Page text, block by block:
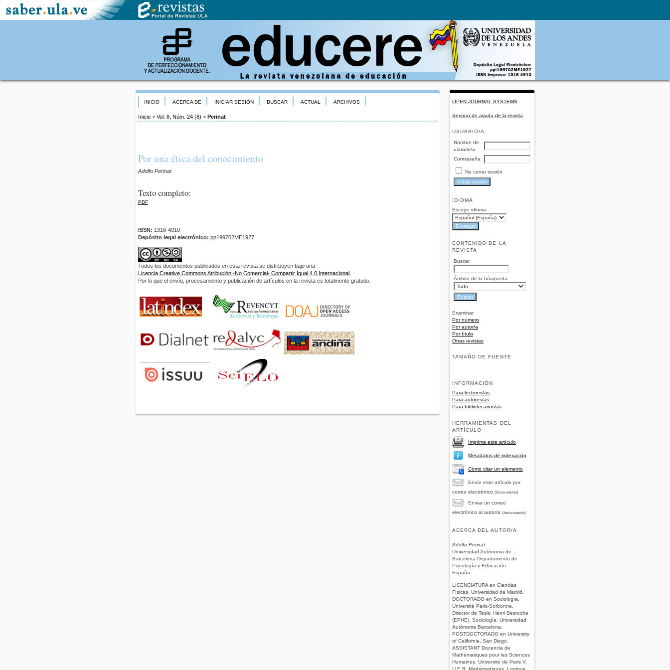
OPEN JOURNAL SYSTEMS
Servicio de ayuda de la revista
USUARIO/A
Nombre de
usuario/a
Contraseña
No cerrar sesión
IDIOMA
Escoge idioma
CONTENIDO DE LA
REVISTA
Buscar
Ámbito de la búsqueda
Examinar
Por número
Por autor/a
Por título
Otras revistas
TAMAÑO DE FUENTE
INFORMACIÓN
Para lectores/as
Para autores/as
Para bibliotecarios/as
HERRAMIENTAS DEL
ARTÍCULO
Imprima este artículo
Metadatos de indexación
Cómo citar un elemento
Envíe este artículo por
correo electrónico (Inicie sesión)
Enviar un correo
electrónico al autor/a (Inicie sesión)
ACERCA DEL AUTOR/A
Adolfo Perinat
Universidad Autónoma de
Barcelona Departamento de
Psicología y Educación
España
LICENCIATURA en Ciencias
Físicas, Universidad de Madrid.
DOCTORADO en Sociología,
Université Paris-Sorbonne.
Director de Tesis: Henri Desroche
(EPHE). Sociología, Universidad
Autónoma Barcelona.
POSTDOCTORADO en University
of California, San Diego.
ASSISTANT Docencia de
Mathématiques pour les Sciences
Humaines. Université de Paris V,
U.E.R. Mathématiques, Logique
INICIO ACERCA DE INICIAR SESIÓN BUSCAR ACTUAL ARCHIVOS
Inicio > Vol. 8, Núm. 24 (8) > Perinat
Por una ética del conocimiento
Adolfo Perinat
Texto completo:
PDF
ISSN: 1316-4910
Depósito legal electrónico: pp199702ME1927
Todos los documentos publicados en esta revista se distribuyen bajo una
Licencia Creative Commons Atribución -No Comercial- Compartir Igual 4.0 Internacional.
Por lo que el envío, procesamiento y publicación de artículos en la revista es totalmente gratuito.